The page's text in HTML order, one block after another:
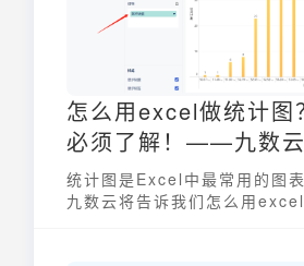
怎么用excel做统计图
必须了解！——九数
统计图是Excel中最常用的图表
九数云将告诉我们怎么用